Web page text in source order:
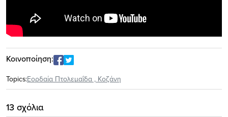
Κοινοποίηση:
Topics:Εορδαία Πτολεμαΐδα , Κοζάνη
13 σχόλια